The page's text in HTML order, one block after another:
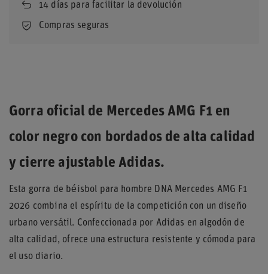
14 días para facilitar la devolución
Compras seguras
Gorra oficial de Mercedes AMG F1 en
color negro con bordados de alta calidad
y cierre ajustable Adidas.
Esta gorra de béisbol para hombre DNA Mercedes AMG F1
2026 combina el espíritu de la competición con un diseño
urbano versátil. Confeccionada por Adidas en algodón de
alta calidad, ofrece una estructura resistente y cómoda para
el uso diario.